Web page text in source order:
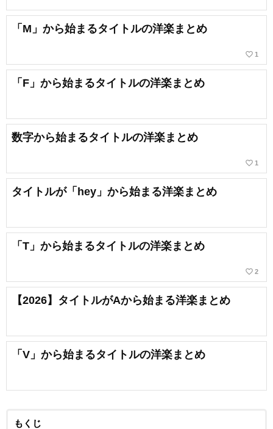
「M」から始まるタイトルの洋楽まとめ
favorite_border 1
「F」から始まるタイトルの洋楽まとめ
数字から始まるタイトルの洋楽まとめ
favorite_border 1
タイトルが「hey」から始まる洋楽まとめ
「T」から始まるタイトルの洋楽まとめ
favorite_border 2
【2026】タイトルがAから始まる洋楽まとめ
「V」から始まるタイトルの洋楽まとめ
もくじ